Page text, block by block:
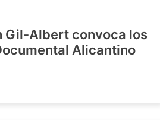
Gil-Albert convoca los
Alicantino